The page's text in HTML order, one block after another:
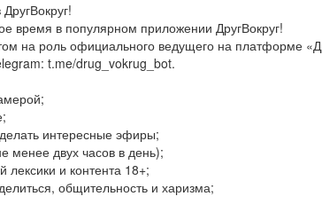
время в популярном приложении ДругВокруг!
на роль официального ведущего на платформе
t.me/drug_vokrug_bot.
интересные эфиры;
менее двух часов в день);
лексики и контента 18+;
общительность и харизма;